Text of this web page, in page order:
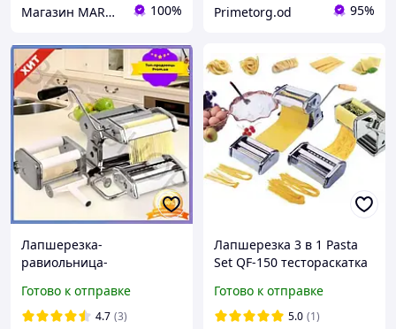
Магазин MARCATO 100% Primetorg.od 95%
Лапшерезка-
равиольница-
нержавеющей стали
ручная для домашней
Готово к отправке
4.7 (3)
Лапшерезка 3 в 1 Pasta
Set QF-150 тестораскатка
Готово к отправке
5.0 (1)